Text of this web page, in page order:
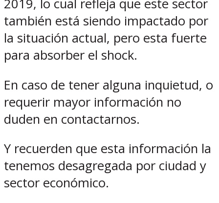
2019, lo cual refleja que este sector
también está siendo impactado por
la situación actual, pero esta fuerte
para absorber el shock.
En caso de tener alguna inquietud, o
requerir mayor información no
duden en contactarnos.
Y recuerden que esta información la
tenemos desagregada por ciudad y
sector económico.